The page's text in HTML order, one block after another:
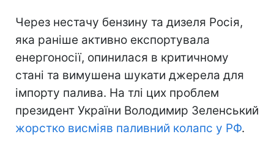
Через нестачу бензину та дизеля Росія,
яка раніше активно експортувала
енергоносії, опинилася в критичному
стані та вимушена шукати джерела для
імпорту палива. На тлі цих проблем
президент України Володимир Зеленський
жорстко висміяв паливний колапс у РФ.